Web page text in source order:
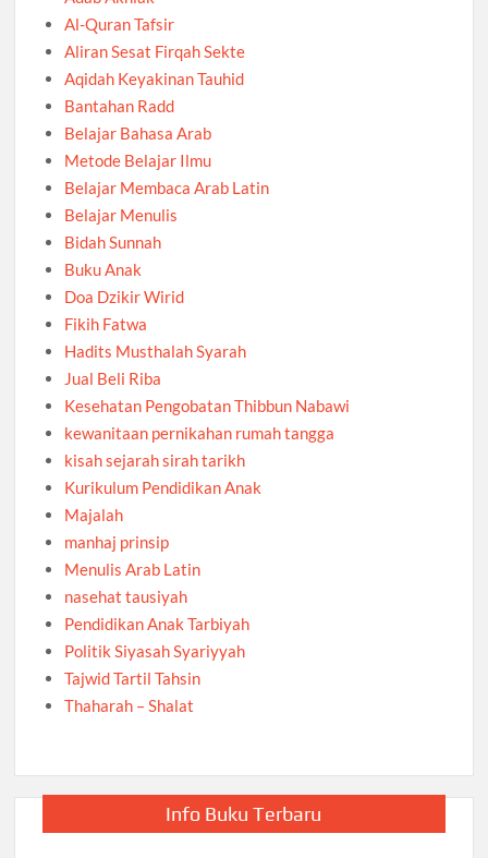
Al-Quran Tafsir
Aliran Sesat Firqah Sekte
Aqidah Keyakinan Tauhid
Bantahan Radd
Belajar Bahasa Arab
Metode Belajar Ilmu
Belajar Membaca Arab Latin
Belajar Menulis
Bidah Sunnah
Buku Anak
Doa Dzikir Wirid
Fikih Fatwa
Hadits Musthalah Syarah
Jual Beli Riba
Kesehatan Pengobatan Thibbun Nabawi
kewanitaan pernikahan rumah tangga
kisah sejarah sirah tarikh
Kurikulum Pendidikan Anak
Majalah
manhaj prinsip
Menulis Arab Latin
nasehat tausiyah
Pendidikan Anak Tarbiyah
Politik Siyasah Syariyyah
Tajwid Tartil Tahsin
Thaharah – Shalat
Info Buku Terbaru